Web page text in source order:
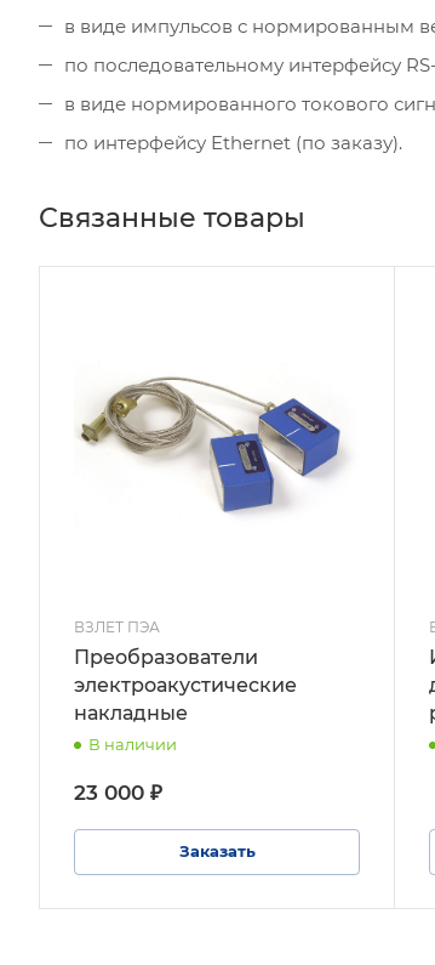
в виде импульсов с нормированным
по последовательному интерфейсу
в виде нормированного токового
по интерфейсу Ethernet (по заказу).
Связанные товары
ВЗЛЕТ ПЭА
Преобразователи
электроакустические
накладные
В наличии
23 000 ₽
Заказать